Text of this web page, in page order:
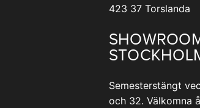
423 37 Torslanda
Semesterstängt
och 32. Välkomna